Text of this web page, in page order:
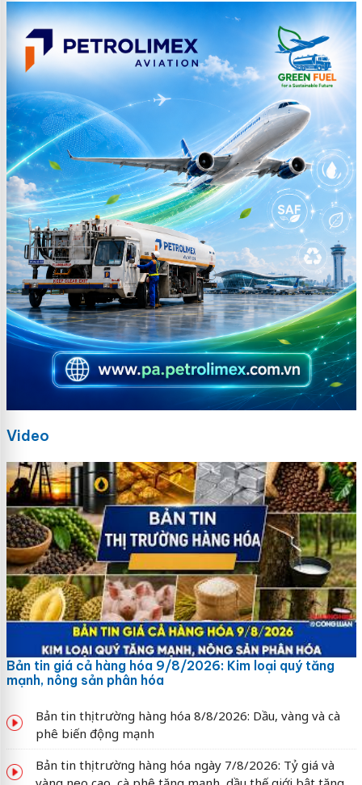
Video
Bản tin giá cả hàng hóa 9/8/2026: Kim loại quý tăng
mạnh, nông sản phân hóa
Bản tin thị trường hàng hóa 8/8/2026: Dầu, vàng và cà
phê biến động mạnh
Bản tin thị trường hàng hóa ngày 7/8/2026: Tỷ giá và